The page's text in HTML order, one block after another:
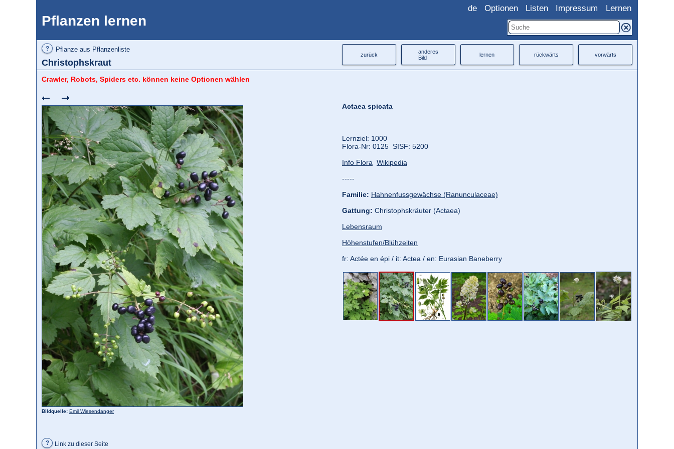
Pflanzen lernen
de Optionen Listen Impressum Lernen
? Pflanze aus Pflanzenliste
Christophskraut
zurück
anderes
Bild
lernen rückwärts vorwärts
Crawler, Robots, Spiders etc. können keine Optionen wählen
Bildquelle: Emil Wiesendanger
Actaea spicata
Lernziel: 1000
Flora‑Nr: 0125 SISF: 5200
Info Flora Wikipedia
-----
Familie: Hahnenfussgewächse (Ranunculaceae)
Gattung: Christophskräuter (Actaea)
Lebensraum
Höhenstufen/Blühzeiten
fr: Actée en épi / it: Actea / en: Eurasian Baneberry
? Link zu dieser Seite